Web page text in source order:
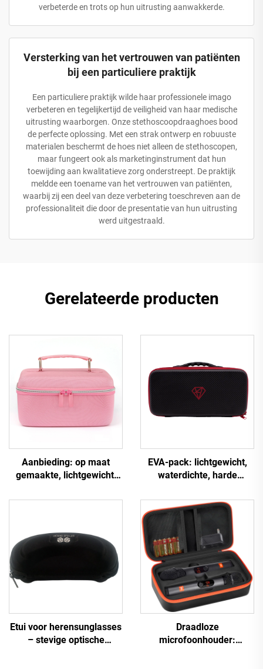
verbeterde en trots op hun uitrusting aanwakkerde.
Versterking van het vertrouwen van patiënten
bij een particuliere praktijk
Een particuliere praktijk wilde haar professionele imago
verbeteren en tegelijkertijd de veiligheid van haar medische
uitrusting waarborgen. Onze stethoscoopdraaghoes bood
de perfecte oplossing. Met een strak ontwerp en robuuste
materialen beschermt de hoes niet alleen de stethoscopen,
maar fungeert ook als marketinginstrument dat hun
toewijding aan kwalitatieve zorg onderstreept. De praktijk
meldde een toename van het vertrouwen van patiënten,
waarbij zij een deel van deze verbetering toeschreven aan de
professionaliteit die door de presentatie van hun uitrusting
werd uitgestraald.
Gerelateerde producten
Aanbieding: op maat
gemaakte, lichtgewicht,
schokbestendige,
draagbaar en duurzaam,
harde shell-opbergdoos
EVA-pack: lichtgewicht,
waterdichte, harde
elektronische
toetsenborden –
trillingsbestendig,
duurzaam, zwart, geschikt
voor kampeertochten en
reizen
Etui voor herensunglasses
– stevige optische
Draadloze
microfoonhouder: